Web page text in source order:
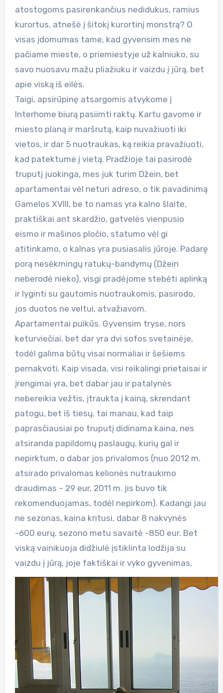
atostogoms pasirenkančius nedidukus, ramius
kurortus, atnešė į šitokį kurortinį monstrą? O
visas įdomumas tame, kad gyvensim mes ne
pačiame mieste, o priemiestyje už kalniuko, su
savo nuosavu mažu pliažiuku ir vaizdu į jūrą, bet
apie viską iš eilės.
Taigi, apsirūpinę atsargomis atvykome į
Interhome biurą pasiimti raktų. Kartu gavome ir
miesto planą ir maršrutą, kaip nuvažiuoti iki
vietos, ir dar 5 nuotraukas, ką reikia pravažiuoti,
kad patektume į vietą. Pradžioje tai pasirodė
truputį juokinga, mes juk turim Džein, bet
apartamentai vėl neturi adreso, o tik pavadinimą
Gamelos XVIII, be to namas yra kalno šlaite,
praktiškai ant skardžio, gatvelės vienpusio
eismo ir mašinos pločio, statumo vėl gi
atitinkamo, o kalnas yra pusiasalis jūroje. Padarę
porą nesėkmingų ratukų-bandymų (Džein
neberodė nieko), visgi pradėjome stebėti aplinką
ir lyginti su gautomis nuotraukomis, pasirodo,
jos duotos ne veltui, atvažiavom.
Apartamentai puikūs. Gyvensim tryse, nors
keturviečiai, bet dar yra dvi sofos svetainėje,
todėl galima būtų visai normaliai ir šešiems
pernakvoti. Kaip visada, visi reikalingi prietaisai ir
įrengimai yra, bet dabar jau ir patalynės
nebereikia vežtis, įtraukta į kainą, skrendant
patogu, bet iš tiesų, tai manau, kad taip
paprasčiausiai po truputį didinama kaina, nes
atsiranda papildomų paslaugų, kurių gal ir
nepirktum, o dabar jos privalomos (nuo 2012 m.
atsirado privalomas kelionės nutraukimo
draudimas – 29 eur, 2011 m. jis buvo tik
rekomenduojamas, todėl nepirkom). Kadangi jau
ne sezonas, kaina kritusi, dabar 8 nakvynės
-600 eurų, sezono metu savaitė -850 eur. Bet
viską vainikuoja didžiulė įstiklinta lodžija su
vaizdu į jūrą, joje faktiškai ir vyko gyvenimas,